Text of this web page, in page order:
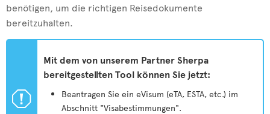
benötigen, um die richtigen Reisedokumente
bereitzuhalten.
ü
Mit dem von unserem Partner Sherpa
bereitgestellten Tool können Sie jetzt:
Beantragen Sie ein eVisum (eTA, ESTA, etc.) im
Abschnitt "Visabestimmungen".